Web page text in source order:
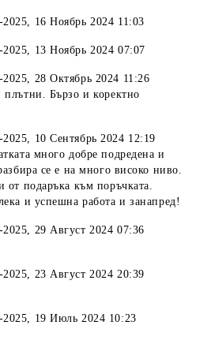
2025, 16 Ноябрь 2024 11:03
2025, 13 Ноябрь 2024 07:07
2025, 28 Октябрь 2024 11:26
Бързо и коректно
2025, 10 Сентябрь 2024 12:19
много добре подредена и
се е на много високо ниво.
от подаръка към поръчката.
и успешна работа и занапред!
2025, 29 Август 2024 07:36
2025, 23 Август 2024 20:39
2025, 19 Июль 2024 10:23